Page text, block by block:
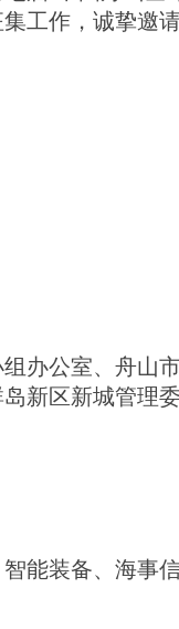
工作，诚挚邀
办公室、舟山
新区新城管理
能装备、海事